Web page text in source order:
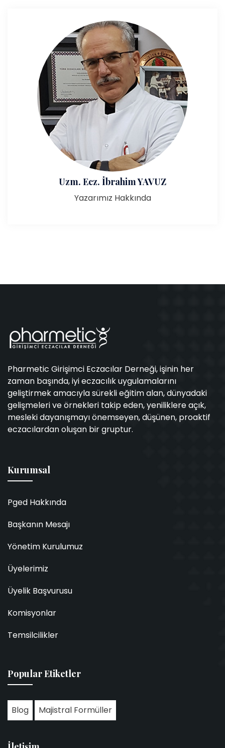
Uzm. Ecz. İbrahim YAVUZ
Yazarımız Hakkında
Pharmetic Girişimci Eczacılar Derneği, işinin her
zaman başında, iyi eczacılık uygulamalarını
geliştirmek amacıyla sürekli eğitim alan, dünyadaki
gelişmeleri ve örnekleri takip eden, yeniliklere açık,
mesleki dayanışmayı önemseyen, düşünen, proaktif
eczacılardan oluşan bir gruptur.
Kurumsal
Pged Hakkında
Başkanın Mesajı
Yönetim Kurulumuz
Üyelerimiz
Üyelik Başvurusu
Komisyonlar
Temsilcilikler
Popular Etiketler
Blog Majistral Formüller